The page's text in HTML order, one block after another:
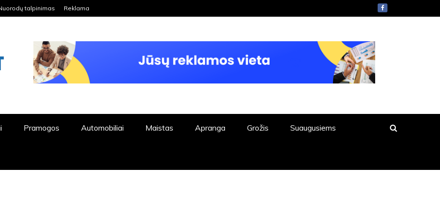
talpinimas Reklama
Pramogos Automobiliai Maistas Apranga Grožis Suaugusiems